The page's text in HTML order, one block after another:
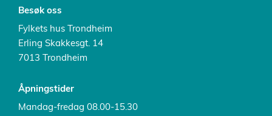
Besøk oss
Fylkets hus Trondheim
Erling Skakkesgt. 14
7013 Trondheim
Åpningstider
Mandag-fredag 08.00-15.30